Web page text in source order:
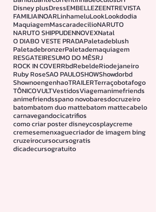
2019AF2022AMIGASANIMEANIME FRIEND
ANIMEFRIENDS2022ANIMEFRIENDSRJARMY
AffAnimefastfanBAIRRO LIBERDADE BELEZA
BGSBGS 2025BRINDES GRATISBTS
BarflutuanteCorrentinhadeoculosDIY
Disney plusDressEMBELLEZEENTREVISTA
FAMILIAINOARLinhameluLookLookdodia
MaquiagemMascaradecilioNARUTO
NARUTO SHIPPUDENNOVEXNatal
O DIABO VESTE PRADAPaletadeblush
PaletadebronzerPaletademaquiagem
RESGATEIRESUMO DO MÊSRJ
ROCK IN COVERRbdRebeldeRiodejaneiro
Ruby RoseSAO PAULOSHOW
Showdorbd
ShownoengenhaoTRAILERTerraçobotafogo
TÔNICOVULTVestidosViagemanimefriends
animefriendsspano novobaresdocruzeiro
batombatom duo matte
carnavegando